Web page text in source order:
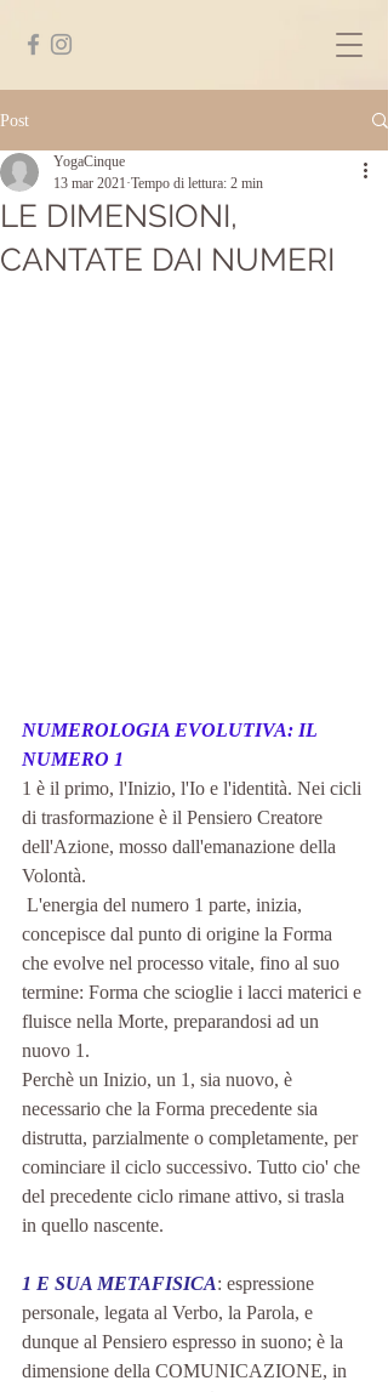
Post
LE DIMENSIONI,
CANTATE DAI NUMERI
YogaCinque
13 mar 2021 Tempo di lettura: 2 min
NUMEROLOGIA EVOLUTIVA: IL
NUMERO 1
1 è il primo, l'Inizio, l'Io e l'identità. Nei cicli
di trasformazione è il Pensiero Creatore
dell'Azione, mosso dall'emanazione della
Volontà.
concepisce dal punto di origine la Forma
che evolve nel processo vitale, fino al suo
termine: Forma che scioglie i lacci materici e
fluisce nella Morte, preparandosi ad un
nuovo 1.
Perchè un Inizio, un 1, sia nuovo, è
necessario che la Forma precedente sia
distrutta, parzialmente o completamente, per
cominciare il ciclo successivo. Tutto cio' che
del precedente ciclo rimane attivo, si trasla
in quello nascente.
1 E SUA METAFISICA: espressione
personale, legata al Verbo, la Parola, e
dunque al Pensiero espresso in suono; è la
dimensione della COMUNICAZIONE, in